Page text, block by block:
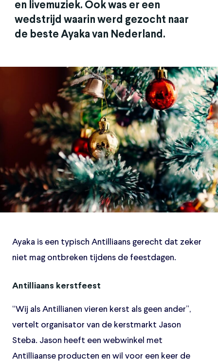
en livemuziek. Ook was er een
wedstrijd waarin werd gezocht naar
de beste Ayaka van Nederland.
Ayaka is een typisch Antilliaans gerecht dat zeker
niet mag ontbreken tijdens de feestdagen.
Antilliaans kerstfeest
“Wij als Antillianen vieren kerst als geen ander”,
vertelt organisator van de kerstmarkt Jason
Steba. Jason heeft een webwinkel met
Antilliaanse producten en wil voor een keer de